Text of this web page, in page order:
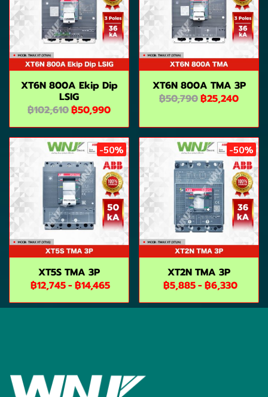
XT6N 800A Ekip Dip
LSIG
฿102,610฿50,990
XT6N 800A TMA 3P
฿50,790฿25,240
-50%
XT5S TMA 3P
฿12,745-฿14,465
-50%
XT2N TMA 3P
฿5,885-฿6,330